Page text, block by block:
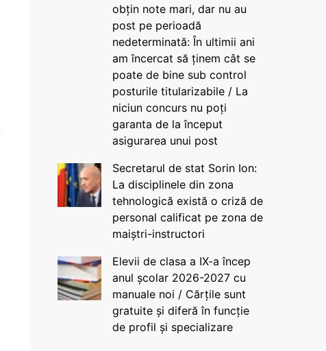
obțin note mari, dar nu au
post pe perioadă
nedeterminată: În ultimii ani
am încercat să ținem cât se
poate de bine sub control
posturile titularizabile / La
niciun concurs nu poți
garanta de la început
asigurarea unui post
Secretarul de stat Sorin Ion:
La disciplinele din zona
tehnologică există o criză de
personal calificat pe zona de
maiștri-instructori
Elevii de clasa a IX-a încep
anul școlar 2026-2027 cu
manuale noi / Cărțile sunt
gratuite și diferă în funcție
de profil și specializare